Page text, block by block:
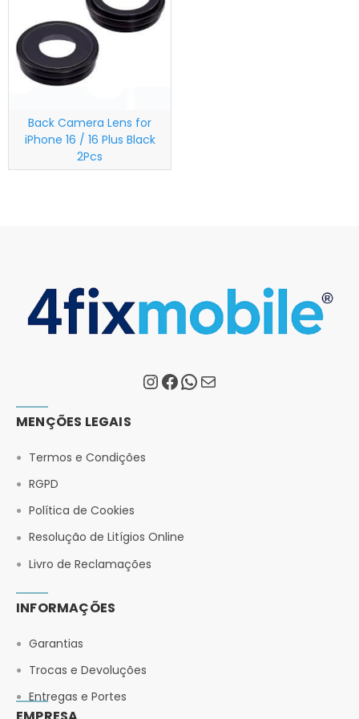
Back Camera Lens for
iPhone 16 / 16 Plus Black
2Pcs
MENÇÕES LEGAIS
Termos e Condições
RGPD
Política de Cookies
Resolução de Litígios Online
Livro de Reclamações
INFORMAÇÕES
Garantias
Trocas e Devoluções
Entregas e Portes